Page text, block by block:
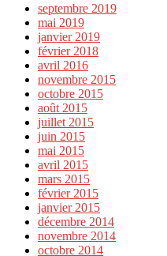
septembre 2019
mai 2019
janvier 2019
février 2018
avril 2016
novembre 2015
octobre 2015
août 2015
juillet 2015
juin 2015
mai 2015
avril 2015
mars 2015
février 2015
janvier 2015
décembre 2014
novembre 2014
octobre 2014